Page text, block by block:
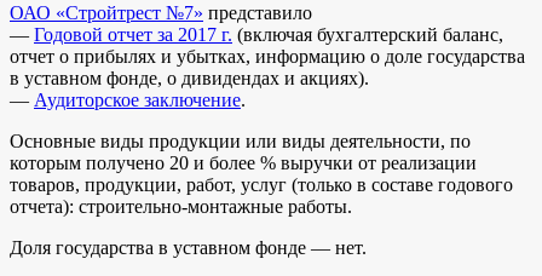
ОАО «Стройтрест №7» представило
— Годовой отчет за 2017 г. (включая бухгалтерский баланс,
отчет о прибылях и убытках, информацию о доле государства
в уставном фонде, о дивидендах и акциях).
— Аудиторское заключение.
Основные виды продукции или виды деятельности, по
которым получено 20 и более % выручки от реализации
товаров, продукции, работ, услуг (только в составе годового
отчета): строительно-монтажные работы.
Доля государства в уставном фонде — нет.